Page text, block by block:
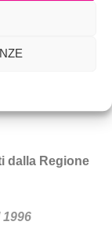
star.
dalla Regione